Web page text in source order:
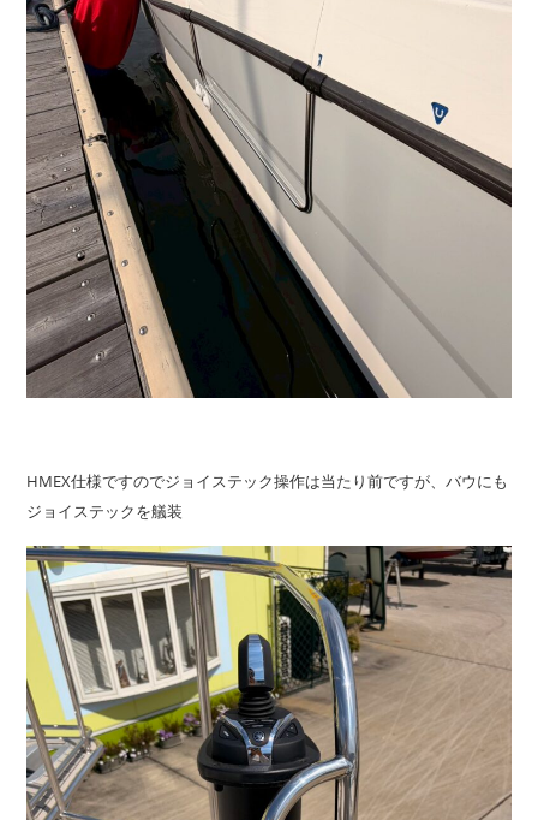
HMEX仕様ですのでジョイステック操作は当たり前ですが、バウにも
ジョイステックを艤装